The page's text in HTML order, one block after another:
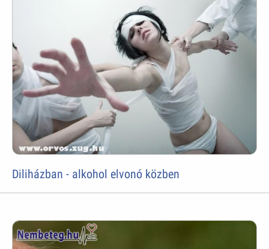
Diliházban - alkohol elvonó közben